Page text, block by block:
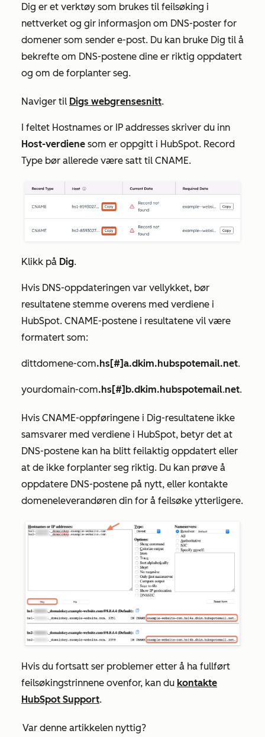
Dig er et verktøy som brukes til feilsøking i
nettverket og gir informasjon om DNS-poster for
domener som sender e-post. Du kan bruke Dig til å
bekrefte om DNS-postene dine er riktig oppdatert
og om de forplanter seg.
Naviger til Digs webgrensesnitt.
I feltet Hostnames or IP addresses skriver du inn
Host-verdiene som er oppgitt i HubSpot. Record
Type bør allerede være satt til CNAME.
Klikk på Dig.
Hvis DNS-oppdateringen var vellykket, bør
resultatene stemme overens med verdiene i
HubSpot. CNAME-postene i resultatene vil være
formatert som:
dittdomene-com.hs[#]a.dkim.hubspotemail.net.
yourdomain-com.hs[#]b.dkim.hubspotemail.net.
Hvis CNAME-oppføringene i Dig-resultatene ikke
samsvarer med verdiene i HubSpot, betyr det at
DNS-postene kan ha blitt feilaktig oppdatert eller
at de ikke forplanter seg riktig. Du kan prøve å
oppdatere DNS-postene på nytt, eller kontakte
domeneleverandøren din for å feilsøke ytterligere.
Hvis du fortsatt ser problemer etter å ha fullført
feilsøkingstrinnene ovenfor, kan du kontakte
HubSpot Support.
Var denne artikkelen nyttig?